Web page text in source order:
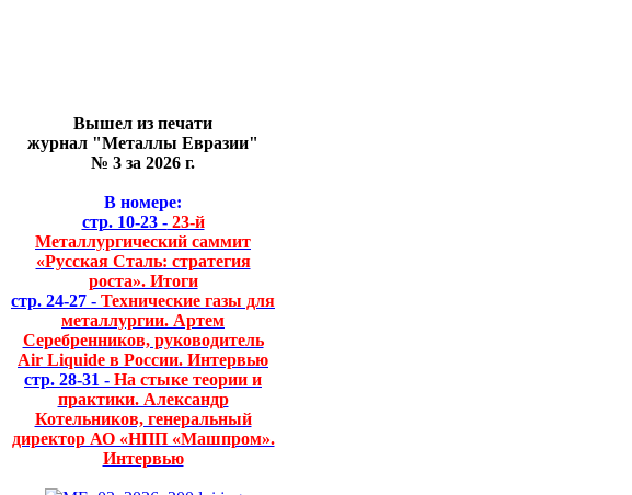
Вышел из печати
журнал "Металлы Евразии"
№ 3 за 2026 г.
В номере:
стр. 10-23 -23-й
Металлургический саммит
«Русская Сталь: стратегия
роста». Итоги
стр. 24-27 - Технические газы для
металлургии. Артем
Серебренников, руководитель
Air Liquide в России. Интервью
стр. 28-31 - На стыке теории и
практики. Александр
Котельников, генеральный
директор АО «НПП «Машпром».
Интервью